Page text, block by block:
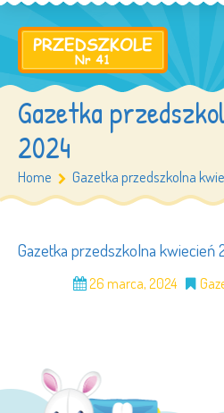
Gazetka
2024
Home Gazetka przedszkolna
Gazetka przedszkolna kwiecień
26 marca, 2024